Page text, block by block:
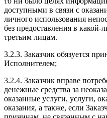
доступными в связи с
личного использования
без предоставления в
третьим лицам.
3.2.3. Заказчик обязуется
Исполнителем;
3.2.4. Заказчик вправе
денежные средства за
оказанные услуги, услуги,
оказания, а также, если